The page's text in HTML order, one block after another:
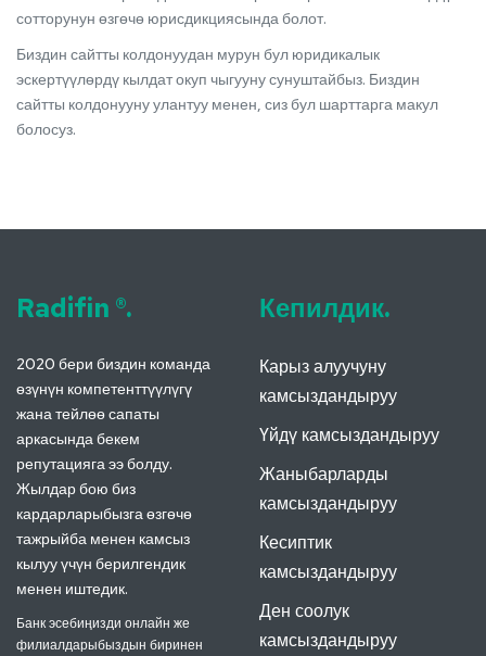
сотторунун өзгөчө юрисдикциясында болот.
Биздин сайтты колдонуудан мурун бул юридикалык
эскертүүлөрдү кылдат окуп чыгууну сунуштайбыз. Биздин
сайтты колдонууну улантуу менен, сиз бул шарттарга макул
болосуз.
Radifin ®.
2020 бери биздин команда
өзүнүн компетенттүүлүгү
жана тейлөө сапаты
аркасында бекем
репутацияга ээ болду.
Жылдар бою биз
кардарларыбызга өзгөчө
тажрыйба менен камсыз
кылуу үчүн берилгендик
менен иштедик.
Банк эсебиңизди онлайн же
филиалдарыбыздын биринен
Кепилдик.
Карыз алуучуну
камсыздандыруу
Үйдү камсыздандыруу
Жаныбарларды
камсыздандыруу
Кесиптик
камсыздандыруу
Ден соолук
камсыздандыруу